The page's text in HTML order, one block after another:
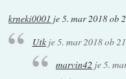
krneki0001 je5. mar 2018 ob
Utkje5. mar 2018 ob
marvin42 je5.